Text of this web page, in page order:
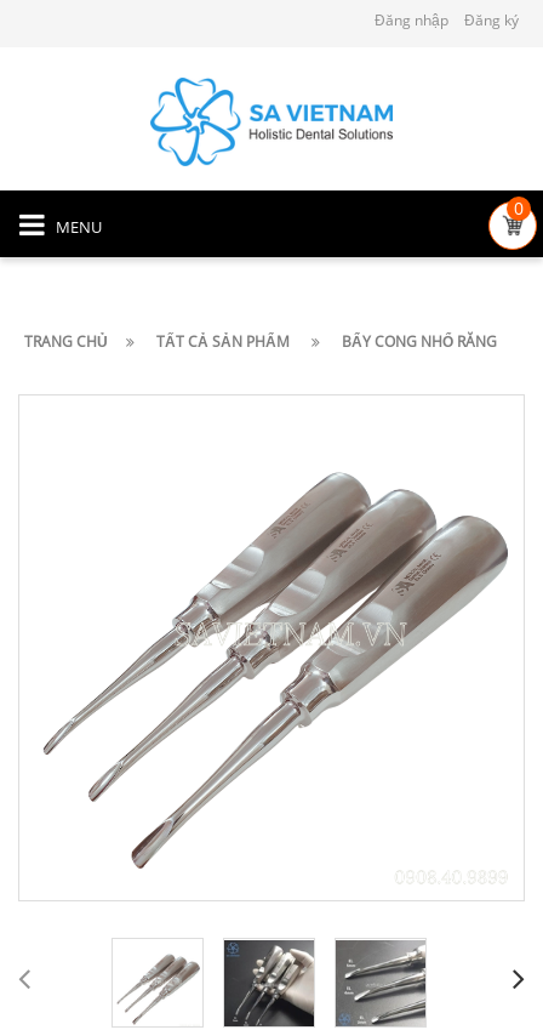
Đăng nhập Đăng ký
MENU
0
TRANG CHỦ TẤT CẢ SẢN PHẨM BẨY CONG NHỔ RĂNG